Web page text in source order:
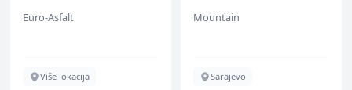
Euro-Asfalt
Više lokacija
Mountain
Sarajevo